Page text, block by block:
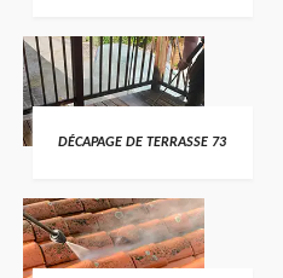
DÉCAPAGE DE TERRASSE 73